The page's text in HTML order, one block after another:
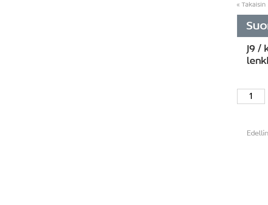
Takaisin
J9 /